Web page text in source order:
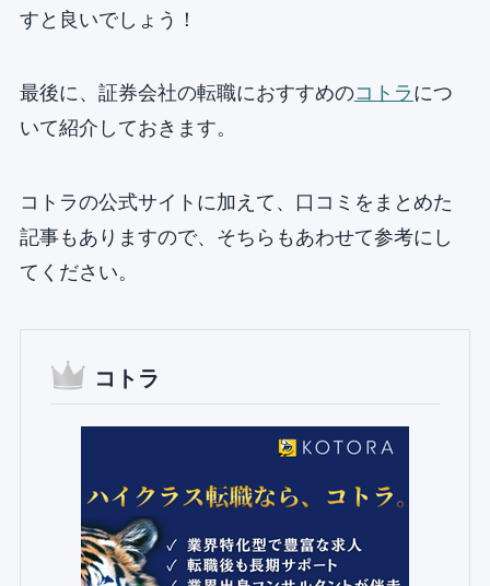
すと良いでしょう！
最後に、証券会社の転職におすすめのコトラ につ
いて紹介しておきます。
コトラの公式サイトに加えて、口コミをまとめた
記事もありますので、そちらもあわせて参考にし
てください。
コトラ